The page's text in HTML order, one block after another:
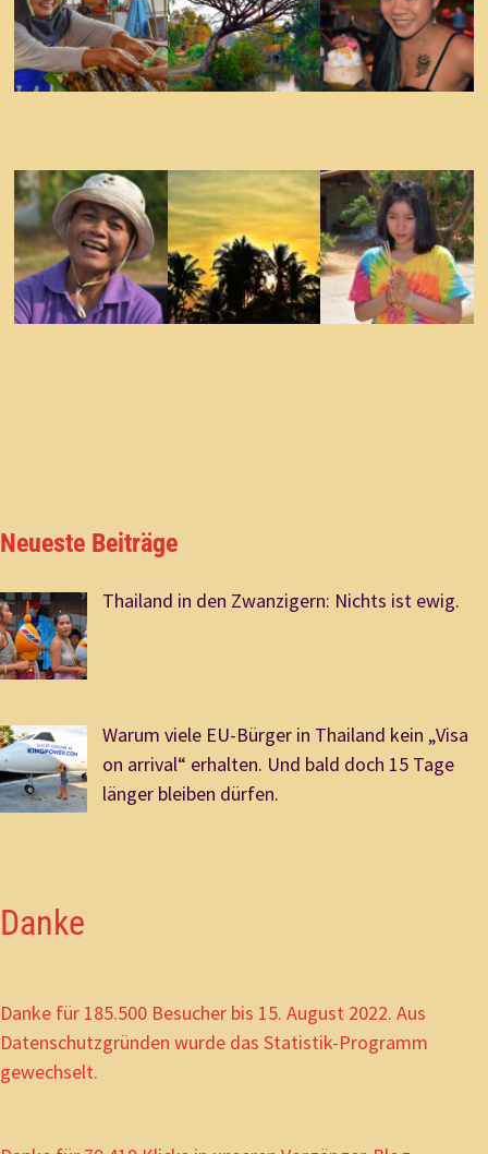
Neueste Beiträge
Thailand in den Zwanzigern: Nichts ist ewig.
Warum viele EU-Bürger in Thailand kein „Visa
on arrival“ erhalten. Und bald doch 15 Tage
länger bleiben dürfen.
Danke
Danke für 185.500 Besucher bis 15. August 2022. Aus
Datenschutzgründen wurde das Statistik-Programm
gewechselt.